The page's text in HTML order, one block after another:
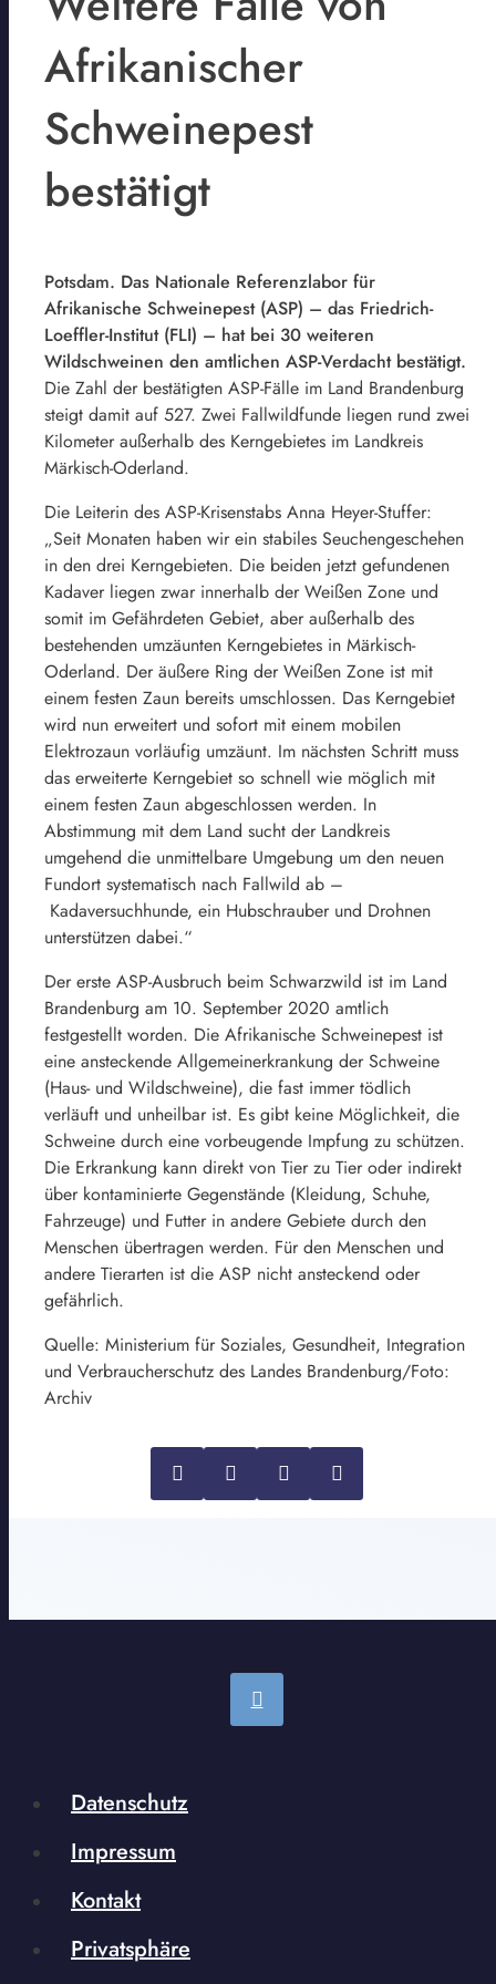
Afrikanischer
Schweinepest
bestätigt
Potsdam. Das Nationale Referenzlabor für
Afrikanische Schweinepest (ASP) – das Friedrich-
Loeffler-Institut (FLI) – hat bei 30 weiteren
Wildschweinen den amtlichen ASP-Verdacht bestätigt.
Die Zahl der bestätigten ASP-Fälle im Land Brandenburg
steigt damit auf 527. Zwei Fallwildfunde liegen rund zwei
Kilometer außerhalb des Kerngebietes im Landkreis
Märkisch-Oderland.
Die Leiterin des ASP-Krisenstabs Anna Heyer-Stuffer:
„Seit Monaten haben wir ein stabiles Seuchengeschehen
in den drei Kerngebieten. Die beiden jetzt gefundenen
Kadaver liegen zwar innerhalb der Weißen Zone und
somit im Gefährdeten Gebiet, aber außerhalb des
bestehenden umzäunten Kerngebietes in Märkisch-
Oderland. Der äußere Ring der Weißen Zone ist mit
einem festen Zaun bereits umschlossen. Das Kerngebiet
wird nun erweitert und sofort mit einem mobilen
Elektrozaun vorläufig umzäunt. Im nächsten Schritt muss
das erweiterte Kerngebiet so schnell wie möglich mit
einem festen Zaun abgeschlossen werden. In
Abstimmung mit dem Land sucht der Landkreis
umgehend die unmittelbare Umgebung um den neuen
Fundort systematisch nach Fallwild ab –
Kadaversuchhunde, ein Hubschrauber und Drohnen
unterstützen dabei.“
Der erste ASP-Ausbruch beim Schwarzwild ist im Land
Brandenburg am 10. September 2020 amtlich
festgestellt worden. Die Afrikanische Schweinepest ist
eine ansteckende Allgemeinerkrankung der Schweine
(Haus- und Wildschweine), die fast immer tödlich
verläuft und unheilbar ist. Es gibt keine Möglichkeit, die
Schweine durch eine vorbeugende Impfung zu schützen.
Die Erkrankung kann direkt von Tier zu Tier oder indirekt
über kontaminierte Gegenstände (Kleidung, Schuhe,
Fahrzeuge) und Futter in andere Gebiete durch den
Menschen übertragen werden. Für den Menschen und
andere Tierarten ist die ASP nicht ansteckend oder
gefährlich.
Quelle: Ministerium für Soziales, Gesundheit, Integration
und Verbraucherschutz des Landes Brandenburg/Foto:
Archiv
Datenschutz
Impressum
Kontakt
Privatsphäre